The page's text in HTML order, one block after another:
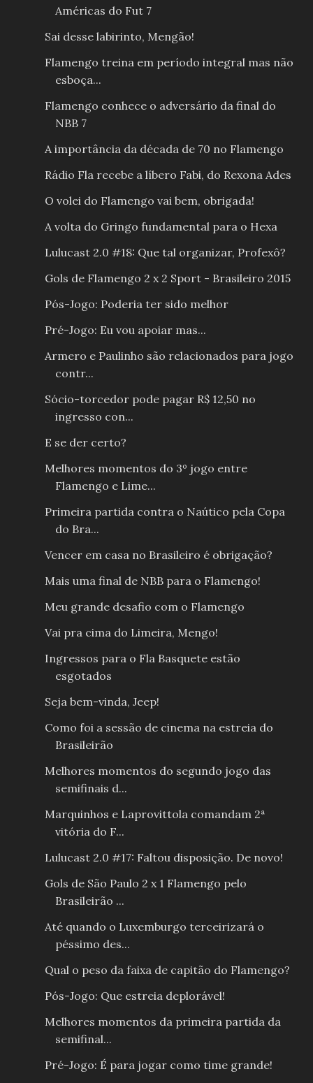
Américas do Fut 7
Sai desse labirinto, Mengão!
Flamengo treina em período integral mas não
esboça...
Flamengo conhece o adversário da final do
NBB 7
A importância da década de 70 no Flamengo
Rádio Fla recebe a líbero Fabi, do Rexona Ades
O volei do Flamengo vai bem, obrigada!
A volta do Gringo fundamental para o Hexa
Lulucast 2.0 #18: Que tal organizar, Profexô?
Gols de Flamengo 2 x 2 Sport - Brasileiro 2015
Pós-Jogo: Poderia ter sido melhor
Pré-Jogo: Eu vou apoiar mas...
Armero e Paulinho são relacionados para jogo
contr...
Sócio-torcedor pode pagar R$ 12,50 no
ingresso con...
E se der certo?
Melhores momentos do 3º jogo entre
Flamengo e Lime...
Primeira partida contra o Naútico pela Copa
do Bra...
Vencer em casa no Brasileiro é obrigação?
Mais uma final de NBB para o Flamengo!
Meu grande desafio com o Flamengo
Vai pra cima do Limeira, Mengo!
Ingressos para o Fla Basquete estão
esgotados
Seja bem-vinda, Jeep!
Como foi a sessão de cinema na estreia do
Brasileirão
Melhores momentos do segundo jogo das
semifinais d...
Marquinhos e Laprovittola comandam 2ª
vitória do F...
Lulucast 2.0 #17: Faltou disposição. De novo!
Gols de São Paulo 2 x 1 Flamengo pelo
Brasileirão ...
Até quando o Luxemburgo terceirizará o
péssimo des...
Qual o peso da faixa de capitão do Flamengo?
Pós-Jogo: Que estreia deplorável!
Melhores momentos da primeira partida da
semifinal...
Pré-Jogo: É para jogar como time grande!